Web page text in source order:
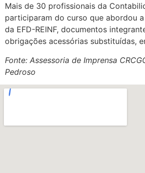
Mais de 30 profissionais da
participaram do curso que abordou
da EFD-REINF, documentos
obrigações acessórias substituídas,
Fonte: Assessoria de Imprensa
Pedroso